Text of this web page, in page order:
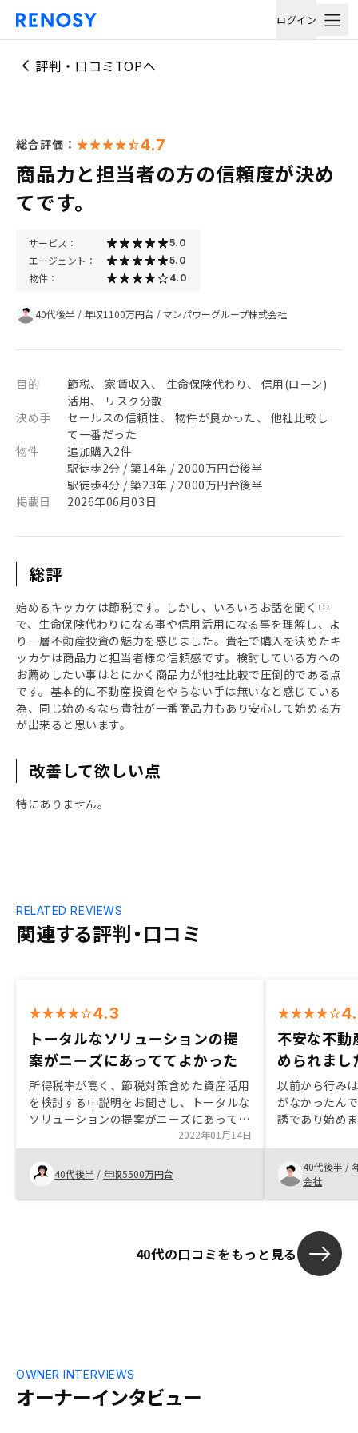
ログイン
評判・口コミTOPへ
総合評価： 4.7
商品力と担当者の方の信頼度が決め
てです。
サービス： 5.0
エージェント： 5.0
物件： 4.0
40代後半 / 年収1100万円台 / マンパワーグループ株式会社
目的
節税、 家賃収入、 生命保険代わり、 信用(ローン)
活用、 リスク分散
決め手
セールスの信頼性、 物件が良かった、 他社比較し
て一番だった
物件
追加購入2件
駅徒歩2分 / 築14年 / 2000万円台後半
駅徒歩4分 / 築23年 / 2000万円台後半
掲載日
2026年06月03日
総評
始めるキッカケは節税です。しかし、いろいろお話を聞く中
で、生命保険代わりになる事や信用活用になる事を理解し、よ
り一層不動産投資の魅力を感じました。貴社で購入を決めたキ
ッカケは商品力と担当者様の信頼感です。検討している方への
お薦めしたい事はとにかく商品力が他社比較で圧倒的である点
です。基本的に不動産投資をやらない手は無いなと感じている
為、同じ始めるなら貴社が一番商品力もあり安心して始める方
が出来ると思います。
改善して欲しい点
特にありません。
関連する評判・口コミ
RELATED REVIEWS
4.3
トータルなソリューションの提
案がニーズにあっててよかった
所得税率が高く、節税対策含めた資産活用
を検討する中説明をお聞きし、トータルな
ソリューションの提案がニーズにあってお
りよかったです。レバレッジを聴かせつ
つ、運用と節税のバランスよかったので購
入を決めました。
2022年01月14日
40代後半 / 年収5500万円台
不安な不動
められまし
以前から行み
がなかったん
誘であり始め
頼できまして
税金関係の説
いただきたい
40代後半 /
会社
40代の口コミをもっと見る
オーナーインタビュー
OWNER INTERVIEWS